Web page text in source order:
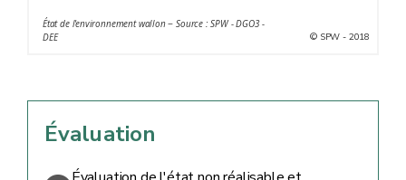
** Rejets directs en eau de surface par les industries +
rejets en égouts non reliés à une station d’épuration
État de l'environnement wallon − Source : SPW - DGO3 -
DEE
© SPW - 2018
Évaluation